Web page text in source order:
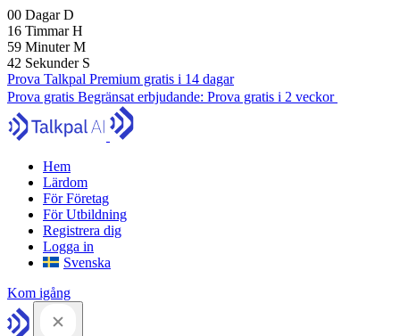
00 DagarD
16 TimmarH
59 MinuterM
41 Sekunder S
Prova Talkpal Premium gratis i 14 dagar
Prova gratis Begränsat erbjudande: Prova gratis i 2 veckor
Hem
Lärdom
För Företag
För Utbildning
Registrera dig
Logga in
Svenska
Kom igång